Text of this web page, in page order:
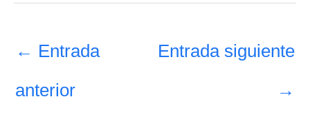
← Entrada
anterior
Entrada siguiente
→